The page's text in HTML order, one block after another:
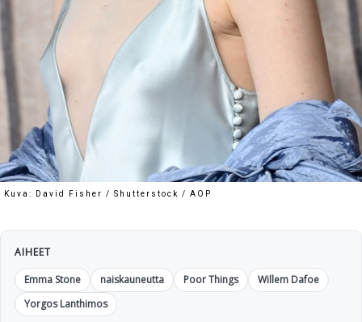
Kuva: David Fisher / Shutterstock / AOP
AIHEET
Emma Stone
naiskauneutta Poor Things
Willem Dafoe
Yorgos Lanthimos